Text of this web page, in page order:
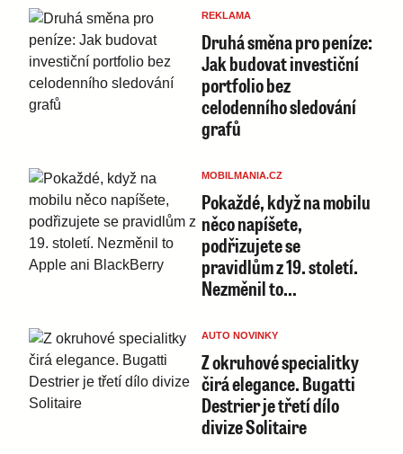
REKLAMA
Druhá směna pro peníze:
Jak budovat investiční
portfolio bez
celodenního sledování
grafů
MOBILMANIA.CZ
Pokaždé, když na mobilu
něco napíšete,
podřizujete se
pravidlům z 19. století.
Nezměnil to…
AUTO NOVINKY
Z okruhové specialitky
čirá elegance. Bugatti
Destrier je třetí dílo
divize Solitaire